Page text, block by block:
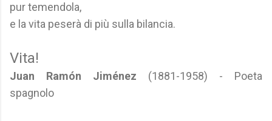
pur temendola,
e la vita peserà di più sulla bilancia.
Vita!
Juan Ramón Jiménez (1881-1958) - Poeta
spagnolo